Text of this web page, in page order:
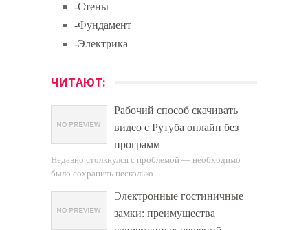
-Стены
-Фундамент
-Электрика
ЧИТАЮТ:
Рабочий способ скачивать
видео с Рутуба онлайн без
программ
Недавно столкнулся с проблемой — необходимо
было сохранить несколько
Электронные гостиничные
замки: преимущества